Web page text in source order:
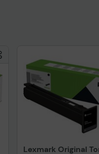
Lexmark Original